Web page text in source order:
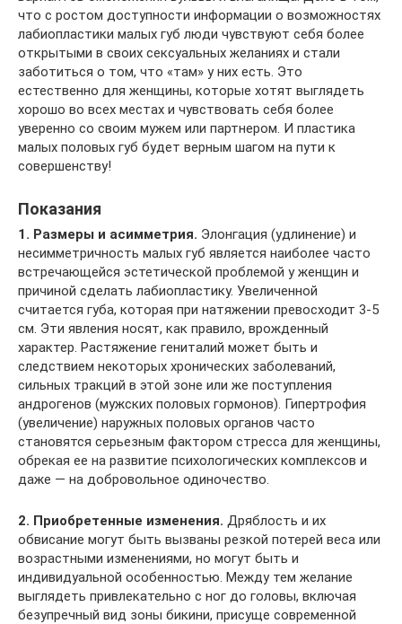
что с ростом доступности информации о возможностях
лабиопластики малых губ люди чувствуют себя более
открытыми в своих сексуальных желаниях и стали
заботиться о том, что «там» у них есть. Это
естественно для женщины, которые хотят выглядеть
хорошо во всех местах и чувствовать себя более
уверенно со своим мужем или партнером. И пластика
малых половых губ будет верным шагом на пути к
совершенству!
Показания
1. Размеры и асимметрия. Элонгация (удлинение) и
несимметричность малых губ является наиболее часто
встречающейся эстетической проблемой у женщин и
причиной сделать лабиопластику. Увеличенной
считается губа, которая при натяжении превосходит 3-5
см. Эти явления носят, как правило, врожденный
характер. Растяжение гениталий может быть и
следствием некоторых хронических заболеваний,
сильных тракций в этой зоне или же поступления
андрогенов (мужских половых гормонов). Гипертрофия
(увеличение) наружных половых органов часто
становятся серьезным фактором стресса для женщины,
обрекая ее на развитие психологических комплексов и
даже — на добровольное одиночество.
2. Приобретенные изменения. Дряблость и их
обвисание могут быть вызваны резкой потерей веса или
возрастными изменениями, но могут быть и
индивидуальной особенностью. Между тем желание
выглядеть привлекательно с ног до головы, включая
безупречный вид зоны бикини, присуще современной